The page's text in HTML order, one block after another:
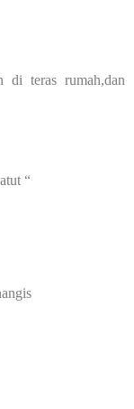
di teras rumah,dan
“